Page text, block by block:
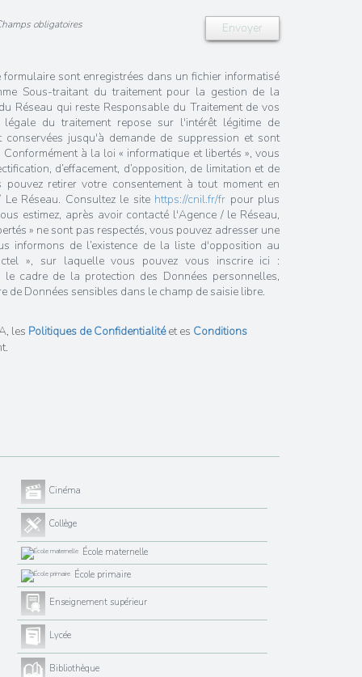
Envoyer
obligatoires
sont enregistrées dans un fichier informatisé
Sous-traitant du traitement pour la gestion de la
Réseau qui reste Responsable du Traitement de vos
du traitement repose sur l'intérêt légitime de
jusqu'à demande de suppression et sont
à la loi « informatique et libertés », vous
d’effacement, d’opposition, de limitation et de
retirer votre consentement à tout moment en
Réseau. Consultez le site https://cnil.fr/fr pour plus
estimez, après avoir contacté l'Agence / le Réseau,
» ne sont pas respectés, vous pouvez adresser une
informons de l’existence de la liste d'opposition au
», sur laquelle vous pouvez vous inscrire ici :
le cadre de la protection des Données personnelles,
de Données sensibles dans le champ de saisie libre.
les Politiques de Confidentialitéet es Conditions
Cinéma
Collège
École maternelle
École primaire
Enseignement supérieur
Lycée
Bibliothèque